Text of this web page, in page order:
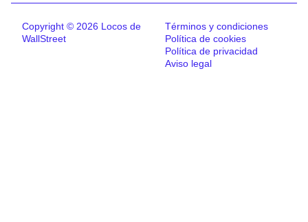
Copyright © 2026 Locos de
WallStreet
Términos y condiciones
Política de cookies
Política de privacidad
Aviso legal